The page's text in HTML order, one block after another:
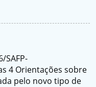
SAFP-
4 Orientações sobre
pelo novo tipo de